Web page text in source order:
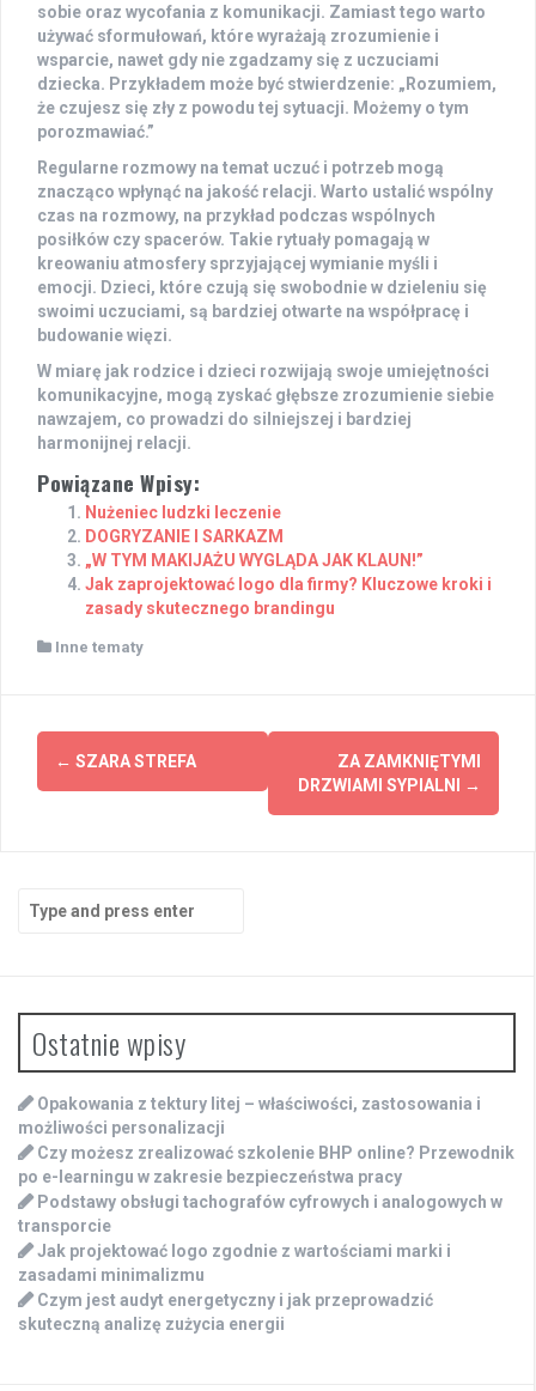
sobie oraz wycofania z komunikacji. Zamiast tego warto
używać sformułowań, które wyrażają zrozumienie i
wsparcie, nawet gdy nie zgadzamy się z uczuciami
dziecka. Przykładem może być stwierdzenie: „Rozumiem,
że czujesz się zły z powodu tej sytuacji. Możemy o tym
porozmawiać.”
Regularne rozmowy na temat uczuć i potrzeb mogą
znacząco wpłynąć na jakość relacji. Warto ustalić wspólny
czas na rozmowy, na przykład podczas wspólnych
posiłków czy spacerów. Takie rytuały pomagają w
kreowaniu atmosfery sprzyjającej wymianie myśli i
emocji. Dzieci, które czują się swobodnie w dzieleniu się
swoimi uczuciami, są bardziej otwarte na współpracę i
budowanie więzi.
W miarę jak rodzice i dzieci rozwijają swoje umiejętności
komunikacyjne, mogą zyskać głębsze zrozumienie siebie
nawzajem, co prowadzi do silniejszej i bardziej
harmonijnej relacji.
Powiązane Wpisy:
Nużeniec ludzki leczenie
DOGRYZANIE I SARKAZM
„W TYM MAKIJAŻU WYGLĄDA JAK KLAUN!”
Jak zaprojektować logo dla firmy? Kluczowe kroki i
zasady skutecznego brandingu
Inne tematy
Post
navigation
← SZARA STREFA
ZA ZAMKNIĘTYMI
DRZWIAMI SYPIALNI
→
for:
Ostatnie wpisy
Opakowania z tektury litej – właściwości, zastosowania i
możliwości personalizacji
Czy możesz zrealizować szkolenie BHP online? Przewodnik
po e-learningu w zakresie bezpieczeństwa pracy
Podstawy obsługi tachografów cyfrowych i analogowych w
transporcie
Jak projektować logo zgodnie z wartościami marki i
zasadami minimalizmu
Czym jest audyt energetyczny i jak przeprowadzić
skuteczną analizę zużycia energii